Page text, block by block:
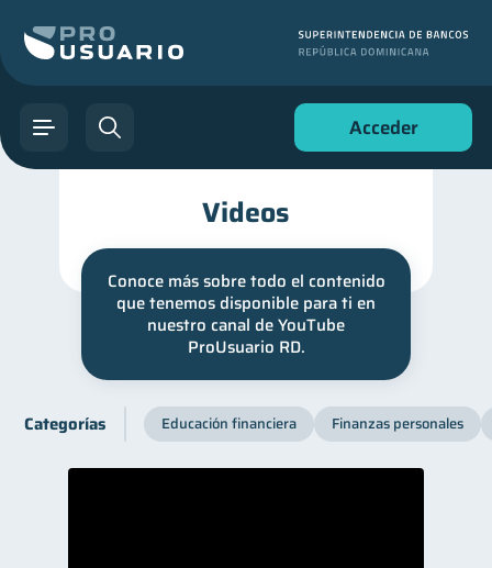
Acceder
Videos
Conoce más sobre todo el contenido
que tenemos disponible para ti en
nuestro canal de YouTube
ProUsuario RD.
Categorías Educación financiera Finanzas personales